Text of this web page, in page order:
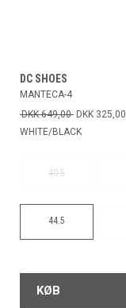
DC SHOES
MANTECA-4
DKK 649,00 DKK 325,00
WHITE/BLACK
40.5
44.5
KØB